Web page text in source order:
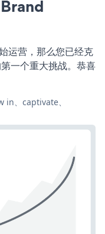
运营，那么您已经克
一个重大挑战。恭喜
、captivate、